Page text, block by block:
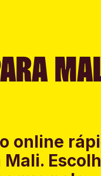
online